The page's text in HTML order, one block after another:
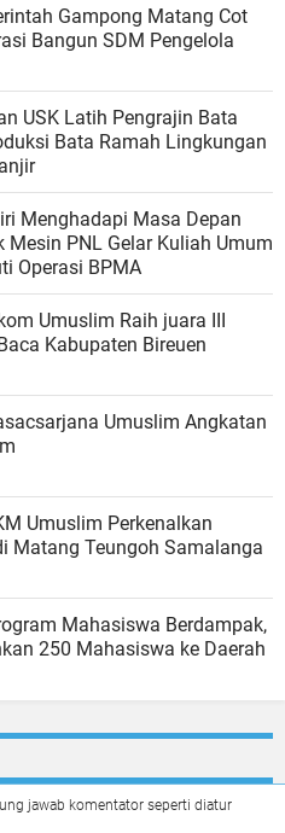
Gampong Matang Cot
Bangun SDM Pengelola
USK Latih Pengrajin Bata
Bata Ramah Lingkungan
Menghadapi Masa Depan
Mesin PNL Gelar Kuliah Umum
Operasi BPMA
Raih juara III
Duta Baca Kabupaten Bireuen
Umuslim Angkatan
Umuslim Perkenalkan
Matang Teungoh Samalanga
Mahasiswa Berdampak,
250 Mahasiswa ke Daerah
jawab komentator seperti diatur